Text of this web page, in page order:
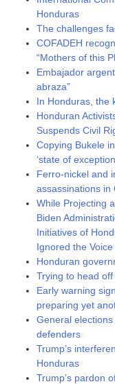
Honduras
The challenges
COFADEH
“Mothers of this
Embajador
abraza”
In Honduras, the
Honduran
Suspends Civil
Copying Bukele
‘state of
Ferro-nickel and
assassinations in
While Projecting
Biden
Initiatives of
Ignored the
Honduran
Trying to head
Early warning
preparing yet
General
defenders
Trump’s
Honduras
Trump’s pardon